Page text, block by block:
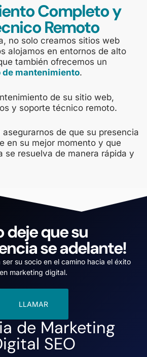
Completo y
Remoto
no solo creamos sitios web
alojamos en entornos de alto
también ofrecemos un
mantenimiento.
de su sitio web,
y soporte técnico remoto.
asegurarnos de que su presencia
en su mejor momento y que
se resuelva de manera rápida y
deje que su
se adelante!
ser su socio en el camino hacia el éxito
en marketing digital.
LLAMAR
de Marketing
SEO